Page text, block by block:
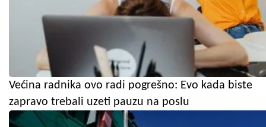
Većina radnika ovo radi pogrešno: Evo kada biste
zapravo trebali uzeti pauzu na poslu